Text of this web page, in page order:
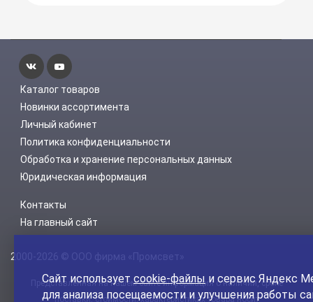
Каталог товаров
Новинки ассортимента
Личный кабинет
Политика конфиденциальности
Обработка и хранение персональных данных
Юридическая информация
Контакты
На главный сайт
2000-2026 © ООО фирма «Промсвет»
Представленная на нашем сайте информация о наличии, сроке
поставки, стоимости, характеристиках товара носит
Сайт используетcookie-файлы и сервис Яндекс
для анализа посещаемости и улучшения работы